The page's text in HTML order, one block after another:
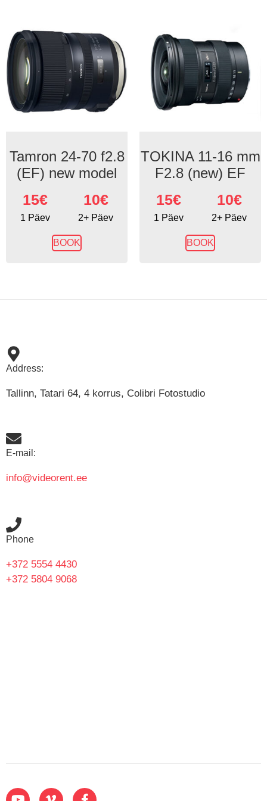
Tamron 24-70 f2.8
(EF) new model
1 Päev
15€
2+ Päev
10€
BOOK
TOKINA 11-16 mm
F2.8 (new) EF
1 Päev
15€
2+ Päev
10€
BOOK
Address:
Tallinn, Tatari 64, 4 korrus, Colibri Fotostudio
E-mail:
info@videorent.ee
Phone
+372 5554 4430
+372 5804 9068